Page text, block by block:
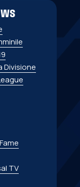
Divisione
TV